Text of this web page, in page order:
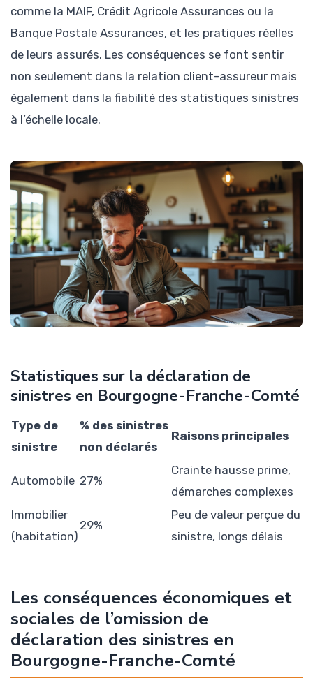
comme la MAIF, Crédit Agricole Assurances ou la
Banque Postale Assurances, et les pratiques réelles
de leurs assurés. Les conséquences se font sentir
non seulement dans la relation client-assureur mais
également dans la fiabilité des statistiques sinistres
à l’échelle locale.
Statistiques sur la déclaration de
sinistres en Bourgogne-Franche-Comté
Type de
sinistre
% des sinistres
non déclarés
Raisons principales
Automobile 27%
Crainte hausse prime,
démarches complexes
Immobilier
(habitation)
29%
Peu de valeur perçue du
sinistre, longs délais
Les conséquences économiques et
sociales de l’omission de
déclaration des sinistres en
Bourgogne-Franche-Comté